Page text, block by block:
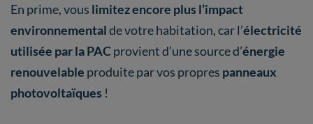
En prime, vous limitez encore plus l’impact
environnementalde votre habitation, car l’électricité
utilisée par la PACprovient d’une source d’énergie
renouvelable produite par vos propres panneaux
photovoltaïques !